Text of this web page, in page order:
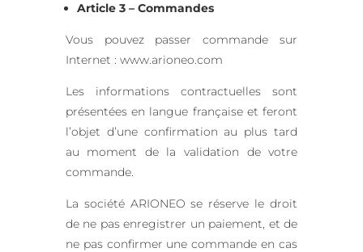
Article 3 – Commandes
Vous pouvez passer commande sur
Internet : www.arioneo.com
Les informations contractuelles sont
présentées en langue française et feront
l’objet d’une confirmation au plus tard
au moment de la validation de votre
commande.
La société ARIONEO se réserve le droit
de ne pas enregistrer un paiement, et de
ne pas confirmer une commande en cas